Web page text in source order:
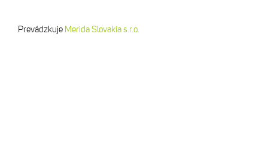
Prevádzkuje Merida Slovakia s.r.o.